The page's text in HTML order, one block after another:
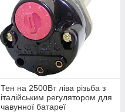
Тен на 2500Вт ліва різьба з
італійським регулятором для
чавунної батареї